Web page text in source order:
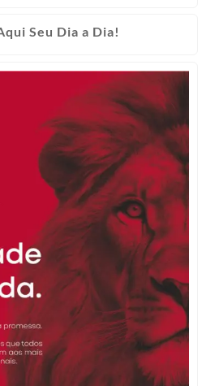
Seu Dia a Dia!